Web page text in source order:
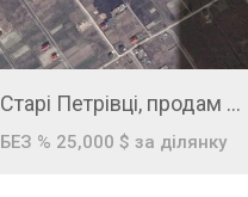
Старі Петрівці, продам участок 12.51 соток під лісом, урочище Букаєвиця район заводу чіпсів Лейс, поруч Київське море
БЕЗ % 25,000 $ за ділянку